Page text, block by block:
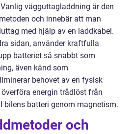
vägguttagladdning är den
och innebär att man
med hjälp av en laddkabel.
sidan, använder kraftfulla
batteriet så snabbt som
även känd som
behovet av en fysisk
energin trådlöst från
bilens batteri genom magnetism.
och